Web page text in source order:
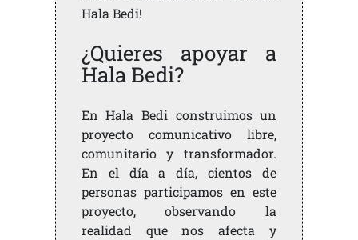
Hala Bedi!
¿Quieres apoyar a
Hala Bedi?
En Hala Bedi construimos un
proyecto comunicativo libre,
comunitario y transformador.
En el día a día, cientos de
personas participamos en este
proyecto, observando la
realidad que nos afecta y